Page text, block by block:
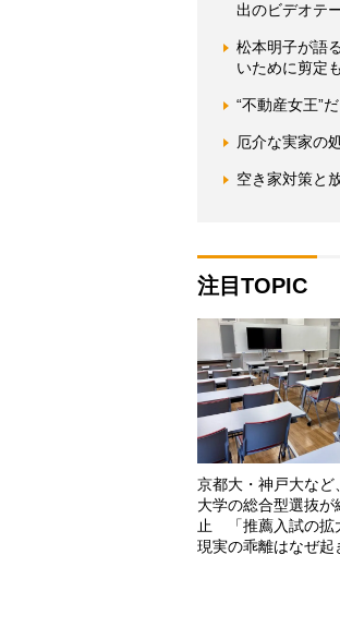
出のビデオテ
松本明子が語
いために剪定
“不動産女王”
厄介な実家の
空き家対策と
注目TOPIC
京都大・神戸大など
大学の総合型選抜が
止 「推薦入試の拡
現実の乖離はなぜ起